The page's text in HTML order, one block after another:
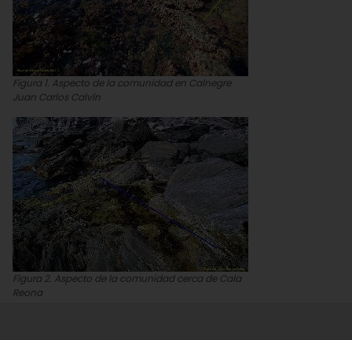
Figura 1. Aspecto de la comunidad en Calnegre
Juan Carlos Calvín
Figura 2. Aspecto de la comunidad cerca de Cala
Reona